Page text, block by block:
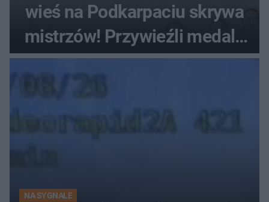
wieś na Podkarpaciu skrywa
mistrzów! Przywieźli medale
z mistrzostw Europy
NA SYGNALE